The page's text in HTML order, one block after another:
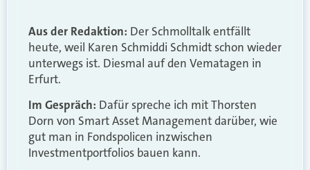
Aus der Redaktion: Der Schmolltalk entfällt
heute, weil Karen Schmiddi Schmidt schon wieder
unterwegs ist. Diesmal auf den Vematagen in
Erfurt.
Im Gespräch: Dafür spreche ich mit Thorsten
Dorn von Smart Asset Management darüber, wie
gut man in Fondspolicen inzwischen
Investmentportfolios bauen kann.